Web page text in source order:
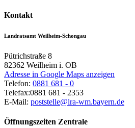
Kontakt
Landratsamt Weilheim-Schongau
Pütrichstraße 8
82362 Weilheim i. OB
Adresse in Google Maps anzeigen
Telefon: 0881 681 - 0
Telefax:0881 681 - 2353
E-Mail: poststelle@lra-wm.bayern.de
Öffnungszeiten Zentrale